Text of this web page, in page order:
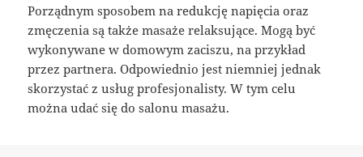
Porządnym sposobem na redukcję napięcia oraz
zmęczenia są także masaże relaksujące. Mogą być
wykonywane w domowym zaciszu, na przykład
przez partnera. Odpowiednio jest niemniej jednak
skorzystać z usług profesjonalisty. W tym celu
można udać się do salonu masażu.